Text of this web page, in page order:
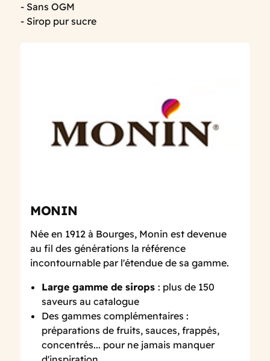
- Sans OGM
- Sirop pur sucre
MONIN
Née en 1912 à Bourges, Monin est devenue
au fil des générations la référence
incontournable par l'étendue de sa gamme.
Large gamme de sirops: plus de 150
saveurs au catalogue
Des gammes complémentaires :
préparations de fruits, sauces, frappés,
concentrés... pour ne jamais manquer